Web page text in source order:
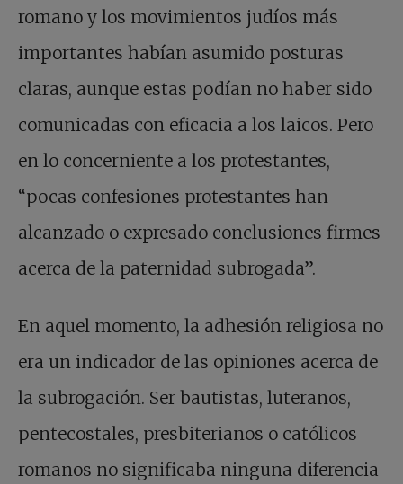
romano y los movimientos judíos más
importantes habían asumido posturas
claras, aunque estas podían no haber sido
comunicadas con eficacia a los laicos. Pero
en lo concerniente a los protestantes,
“pocas confesiones protestantes han
alcanzado o expresado conclusiones firmes
acerca de la paternidad subrogada”.
En aquel momento, la adhesión religiosa no
era un indicador de las opiniones acerca de
la subrogación. Ser bautistas, luteranos,
pentecostales, presbiterianos o católicos
romanos no significaba ninguna diferencia